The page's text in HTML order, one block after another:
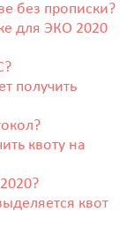
без прописки?
для ЭКО 2020
получить
квоту на
квот